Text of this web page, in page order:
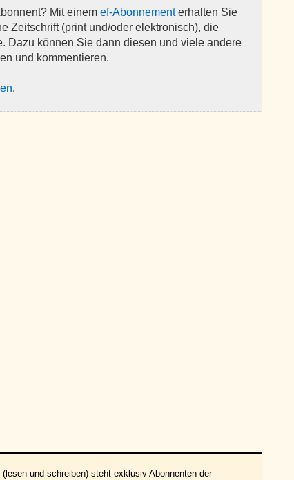
Mit einem ef-Abonnementerhalten Sie
Zeitschrift (print und/oder elektronisch), die
Dazu können Sie dann diesen und viele andere
und kommentieren.
.
und schreiben) steht exklusiv Abonnenten der